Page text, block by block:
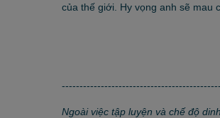
của thế giới. Hy vọng anh sẽ mau
Ngoài việc tập luyện và chế độ